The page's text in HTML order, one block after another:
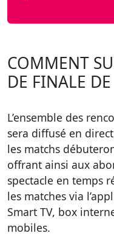
COMMENT
DE FINALE
L’ensemble des
sera diffusé en
les matchs
offrant ainsi aux
spectacle en temps
les matches via
Smart TV, box
mobiles.